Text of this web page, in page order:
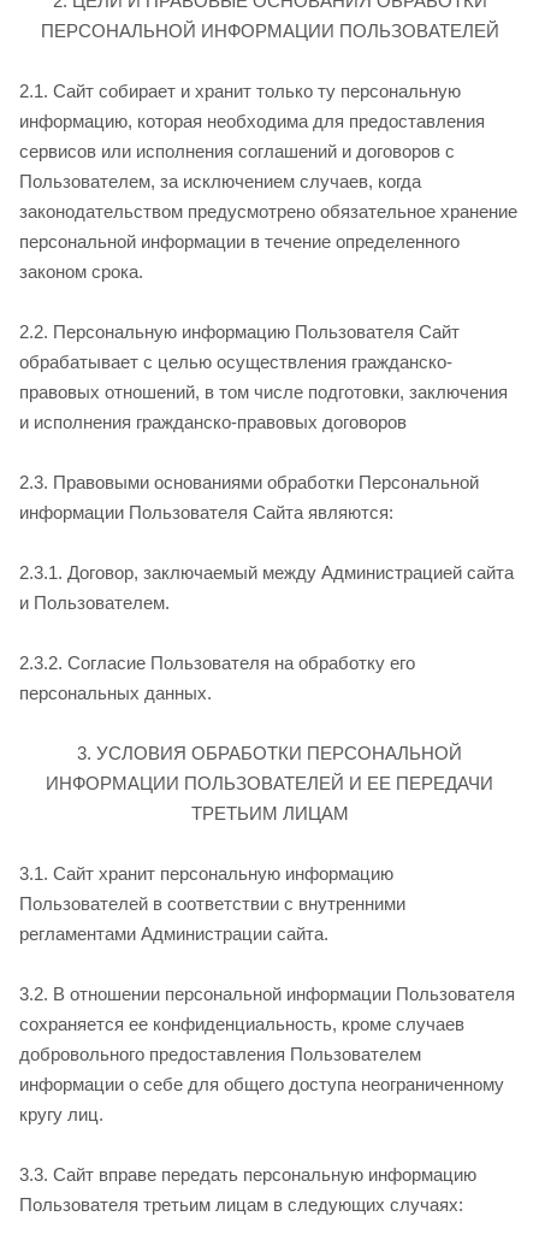
ПЕРСОНАЛЬНОЙ ИНФОРМАЦИИ ПОЛЬЗОВАТЕЛЕЙ
2.1. Сайт собирает и хранит только ту персональную
информацию, которая необходима для предоставления
сервисов или исполнения соглашений и договоров с
Пользователем, за исключением случаев, когда
законодательством предусмотрено обязательное хранение
персональной информации в течение определенного
законом срока.
2.2. Персональную информацию Пользователя Сайт
обрабатывает с целью осуществления гражданско-
правовых отношений, в том числе подготовки, заключения
и исполнения гражданско-правовых договоров
2.3. Правовыми основаниями обработки Персональной
информации Пользователя Сайта являются:
2.3.1. Договор, заключаемый между Администрацией сайта
и Пользователем.
2.3.2. Согласие Пользователя на обработку его
персональных данных.
3. УСЛОВИЯ ОБРАБОТКИ ПЕРСОНАЛЬНОЙ
ИНФОРМАЦИИ ПОЛЬЗОВАТЕЛЕЙ И ЕЕ ПЕРЕДАЧИ
ТРЕТЬИМ ЛИЦАМ
3.1. Сайт хранит персональную информацию
Пользователей в соответствии с внутренними
регламентами Администрации сайта.
3.2. В отношении персональной информации Пользователя
сохраняется ее конфиденциальность, кроме случаев
добровольного предоставления Пользователем
информации о себе для общего доступа неограниченному
кругу лиц.
3.3. Сайт вправе передать персональную информацию
Пользователя третьим лицам в следующих случаях: